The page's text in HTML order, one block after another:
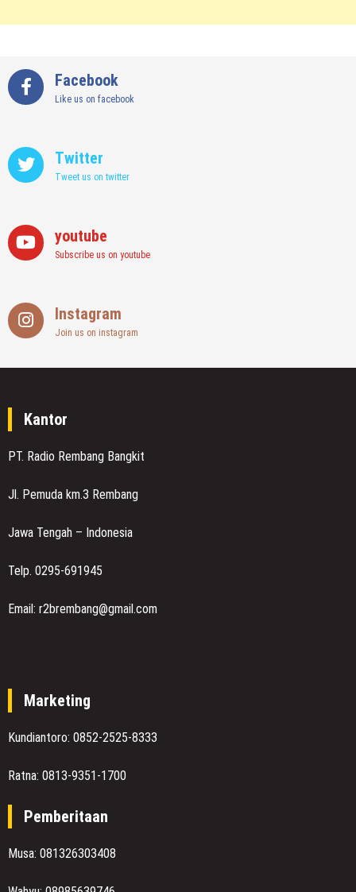
Facebook
Like us on facebook
Twitter
Tweet us on twitter
youtube
Subscribe us on youtube
Instagram
Join us on instagram
Kantor
PT. Radio Rembang Bangkit
Jl. Pemuda km.3 Rembang
Jawa Tengah – Indonesia
Telp. 0295-691945
Email: r2brembang@gmail.com
Marketing
Kundiantoro: 0852-2525-8333
Ratna: 0813-9351-1700
Pemberitaan
Musa: 081326303408